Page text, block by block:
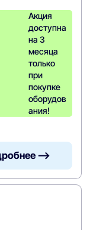
Акция
доступна
на 3
месяца
только
при
покупке
оборудов
ания!
—>